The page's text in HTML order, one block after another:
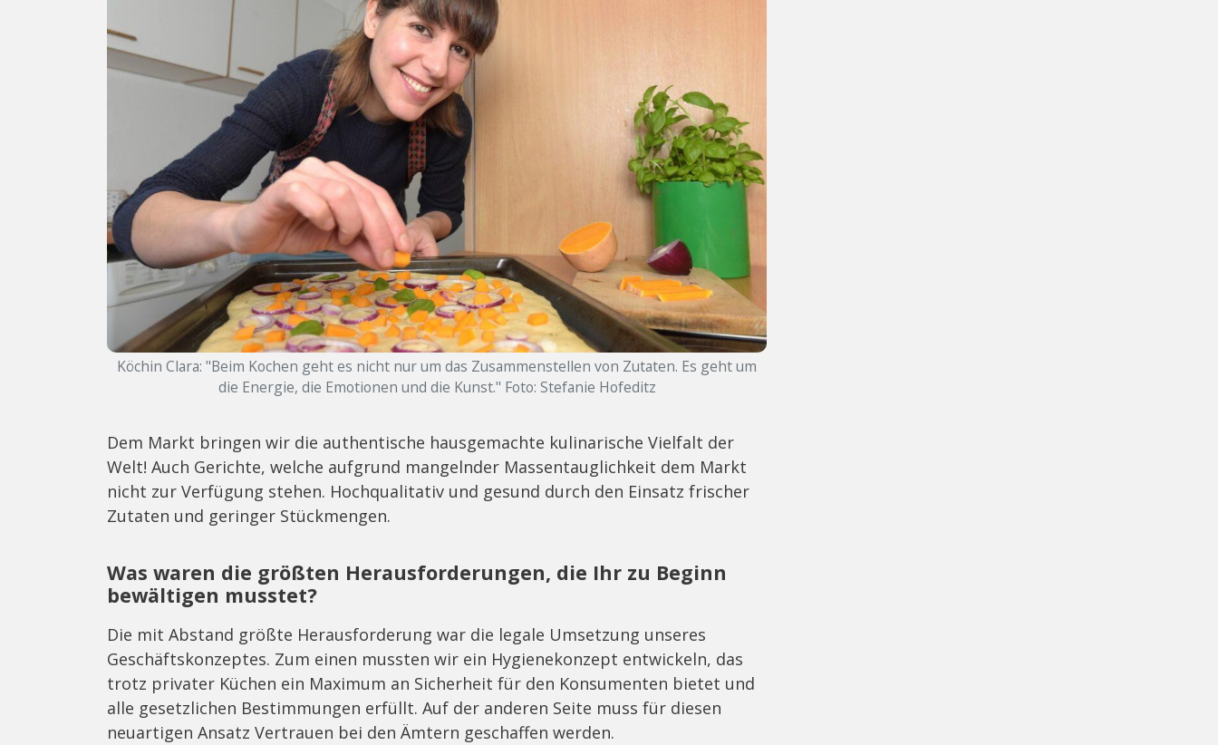
Köchin Clara: "Beim Kochen geht es nicht nur um das Zusammenstellen von Zutaten. Es geht um
die Energie, die Emotionen und die Kunst." Foto: Stefanie Hofeditz
Dem Markt bringen wir die authentische hausgemachte kulinarische Vielfalt der
Welt! Auch Gerichte, welche aufgrund mangelnder Massentauglichkeit dem Markt
nicht zur Verfügung stehen. Hochqualitativ und gesund durch den Einsatz frischer
Zutaten und geringer Stückmengen.
Was waren die größten Herausforderungen, die Ihr zu Beginn
bewältigen musstet?
Die mit Abstand größte Herausforderung war die legale Umsetzung unseres
Geschäftskonzeptes. Zum einen mussten wir ein Hygienekonzept entwickeln, das
trotz privater Küchen ein Maximum an Sicherheit für den Konsumenten bietet und
alle gesetzlichen Bestimmungen erfüllt. Auf der anderen Seite muss für diesen
neuartigen Ansatz Vertrauen bei den Ämtern geschaffen werden.